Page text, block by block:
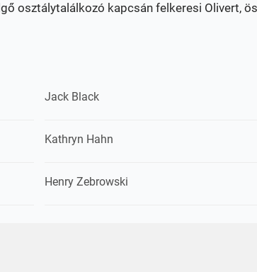
osztálytalálkozó kapcsán felkeresi Olivert,
Jack Black
Kathryn Hahn
Henry Zebrowski